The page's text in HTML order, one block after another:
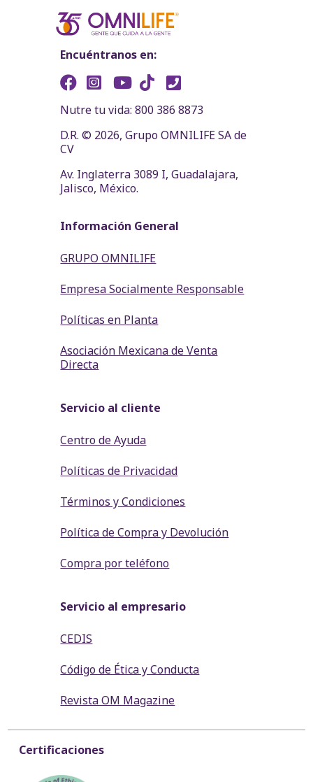
Encuéntranos en:
Nutre tu vida: 800 386 8873
D.R. © 2026, Grupo OMNILIFE SA de
CV
Av. Inglaterra 3089 I, Guadalajara,
Jalisco, México.
Información General
GRUPO OMNILIFE
Empresa Socialmente Responsable
Políticas en Planta
Asociación Mexicana de Venta
Directa
Servicio al cliente
Centro de Ayuda
Políticas de Privacidad
Términos y Condiciones
Política de Compra y Devolución
Compra por teléfono
Servicio al empresario
CEDIS
Código de Ética y Conducta
Revista OM Magazine
Certificaciones